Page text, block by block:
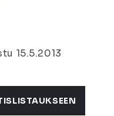
15.5.2013